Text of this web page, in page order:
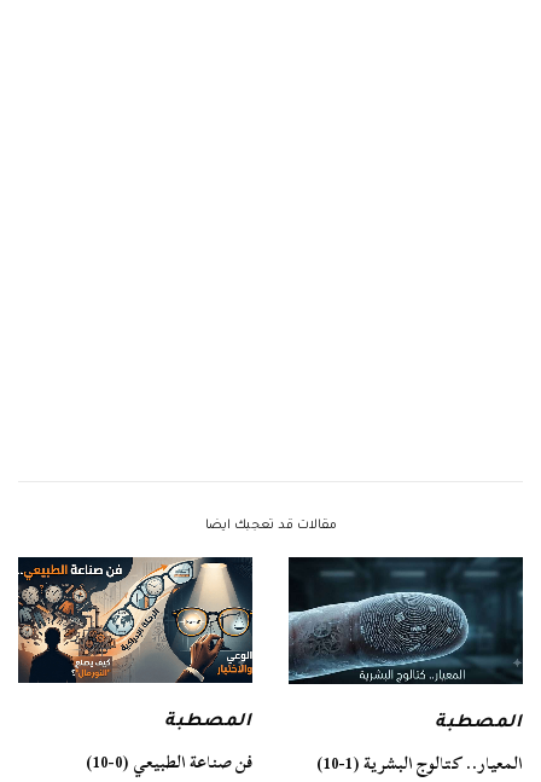
مقالات قد تعجبك ايضا
المصطبة
المعيار.. كتالوج البشرية (1-10)
المصطبة
فن صناعة الطبيعي (0-10)